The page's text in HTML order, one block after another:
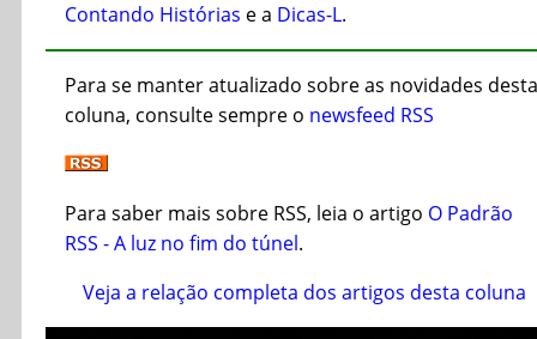
Contando Histórias e a Dicas-L.
Para se manter atualizado sobre as novidades desta
coluna, consulte sempre o newsfeed RSS
Para saber mais sobre RSS, leia o artigo O Padrão
RSS - A luz no fim do túnel.
Veja a relação completa dos artigos desta coluna